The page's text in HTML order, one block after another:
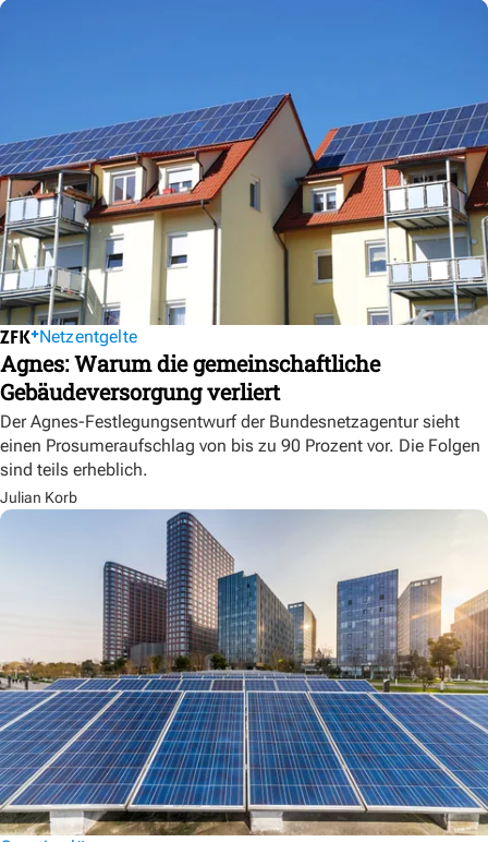
Netzentgelte
Agnes: Warum die gemeinschaftliche
Gebäudeversorgung verliert
Der Agnes-Festlegungsentwurf der Bundesnetzagentur sieht
einen Prosumeraufschlag von bis zu 90 Prozent vor. Die Folgen
sind teils erheblich.
Julian Korb